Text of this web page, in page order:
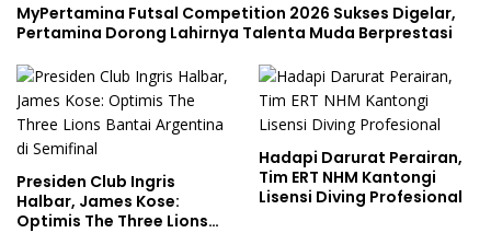
MyPertamina Futsal Competition 2026 Sukses Digelar,
Pertamina Dorong Lahirnya Talenta Muda Berprestasi
Presiden Club Ingris
Halbar, James Kose:
Optimis The Three Lions
Hadapi Darurat Perairan,
Tim ERT NHM Kantongi
Lisensi Diving Profesional